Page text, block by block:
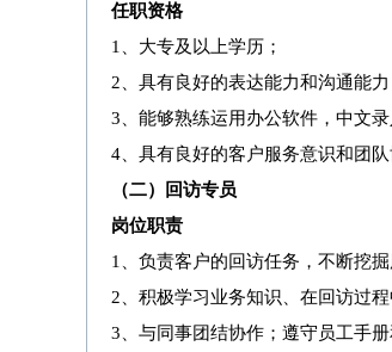
任职资格
1、大专及以上学历；
2、具有良好的表达能力和沟通能
3、能够熟练运用办公软件，中文录
4、具有良好的客户服务意识和团队
（二）回访专员
岗位职责
1、负责客户的回访任务，不断挖
2、积极学习业务知识、在回
3、与同事团结协作；遵守员工手